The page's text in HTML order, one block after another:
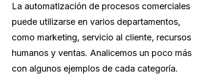
La automatización de procesos comerciales
puede utilizarse en varios departamentos,
como marketing, servicio al cliente, recursos
humanos y ventas. Analicemos un poco más
con algunos ejemplos de cada categoría.